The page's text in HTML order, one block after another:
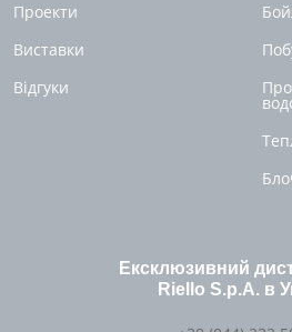
Проекти
Виставки
Відгуки
Ексклюзивний
Riello S.p.A. в